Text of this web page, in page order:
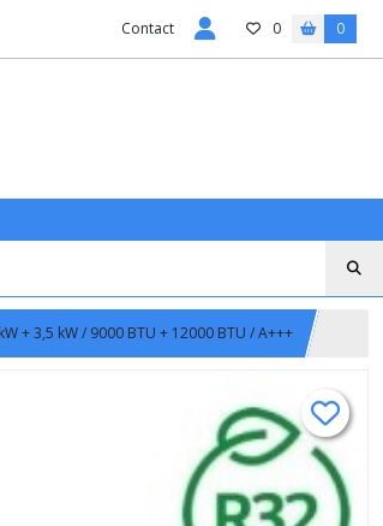
Contact 0 0
kW + 3,5 kW / 9000 BTU + 12000 BTU / A+++